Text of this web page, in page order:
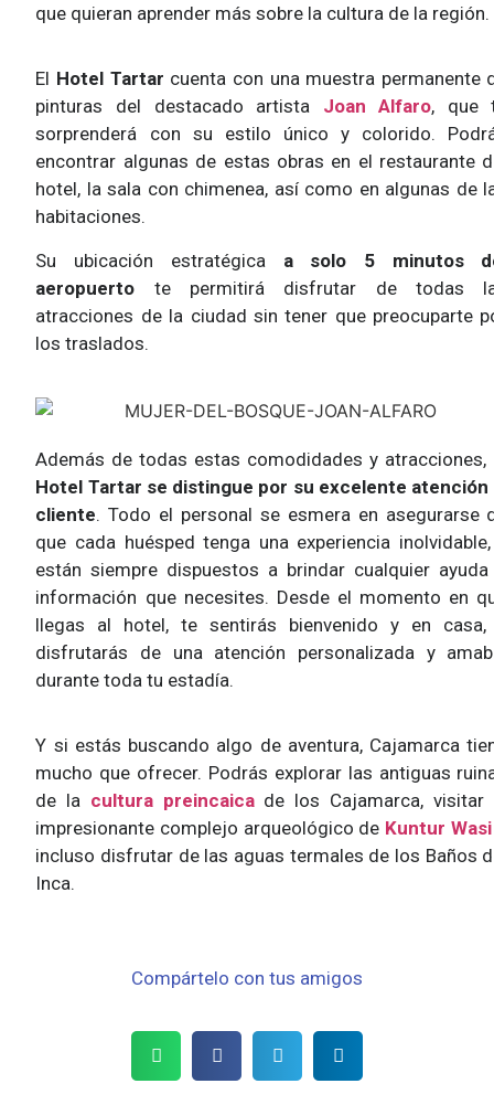
que quieran aprender más sobre la cultura de la región.
El Hotel Tartar cuenta con una muestra permanente
pinturas del destacado artista Joan Alfaro, que
sorprenderá con su estilo único y colorido.
encontrar algunas de estas obras en el restaurante
hotel, la sala con chimenea, así como en algunas de
habitaciones.
Su ubicación estratégica a solo 5 minutos
aeropuerto te permitirá disfrutar de todas
atracciones de la ciudad sin tener que preocuparte
los traslados.
Además de todas estas comodidades y atracciones,
Hotel Tartar se distingue por su excelente atención
cliente. Todo el personal se esmera en asegurarse
que cada huésped tenga una experiencia
están siempre dispuestos a brindar cualquier
información que necesites. Desde el momento en
llegas al hotel, te sentirás bienvenido y en
disfrutarás de una atención personalizada y
durante toda tu estadía.
Y si estás buscando algo de aventura, Cajamarca
mucho que ofrecer. Podrás explorar las antiguas
de la cultura preincaicade los Cajamarca, visitar
impresionante complejo arqueológico de Kuntur Wasi
incluso disfrutar de las aguas termales de los Baños
Inca.
Compártelo con tus amigos